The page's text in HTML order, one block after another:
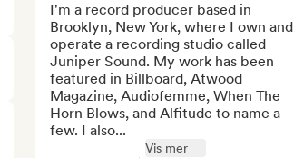
I'm a record producer based in
Brooklyn, New York, where I own and
operate a recording studio called
Juniper Sound. My work has been
featured in Billboard, Atwood
Magazine, Audiofemme, When The
Horn Blows, and Alfitude to name a
few. I also...
Vis mer